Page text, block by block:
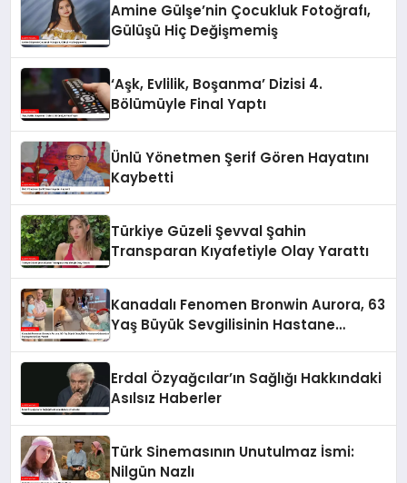
Amine Gülşe’nin Çocukluk Fotoğrafı,
Gülüşü Hiç Değişmemiş
‘Aşk, Evlilik, Boşanma’ Dizisi 4.
Bölümüyle Final Yaptı
Ünlü Yönetmen Şerif Gören Hayatını
Kaybetti
Türkiye Güzeli Şevval Şahin
Transparan Kıyafetiyle Olay Yarattı
Kanadalı Fenomen Bronwin Aurora, 63
Yaş Büyük Sevgilisinin Hastane
Erdal Özyağcılar’ın Sağlığı Hakkındaki
Asılsız Haberler
Türk Sinemasının Unutulmaz İsmi:
Nilgün Nazlı